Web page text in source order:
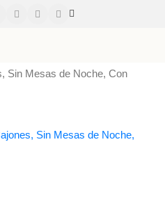
Sin Mesas de Noche, Con